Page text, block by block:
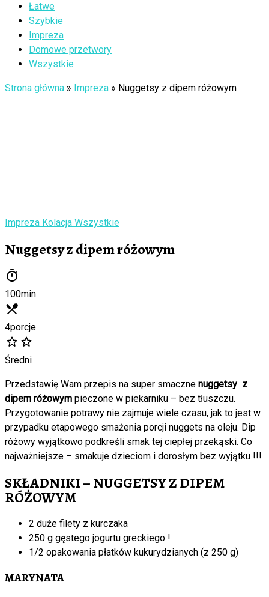
Łatwe
Szybkie
Impreza
Domowe przetwory
Wszystkie
Strona główna » Impreza » Nuggetsy z dipem różowym
Impreza Kolacja Wszystkie
Nuggetsy z dipem różowym
100min
4porcje
Średni
Przedstawię Wam przepis na super smaczne nuggetsy z
dipem różowym pieczone w piekarniku – bez tłuszczu.
Przygotowanie potrawy nie zajmuje wiele czasu, jak to jest w
przypadku etapowego smażenia porcji nuggets na oleju. Dip
różowy wyjątkowo podkreśli smak tej ciepłej przekąski. Co
najważniejsze – smakuje dzieciom i dorosłym bez wyjątku !!!
SKŁADNIKI – NUGGETSY Z DIPEM
RÓŻOWYM
2 duże filety z kurczaka
250 g gęstego jogurtu greckiego !
1/2 opakowania płatków kukurydzianych (z 250 g)
MARYNATA